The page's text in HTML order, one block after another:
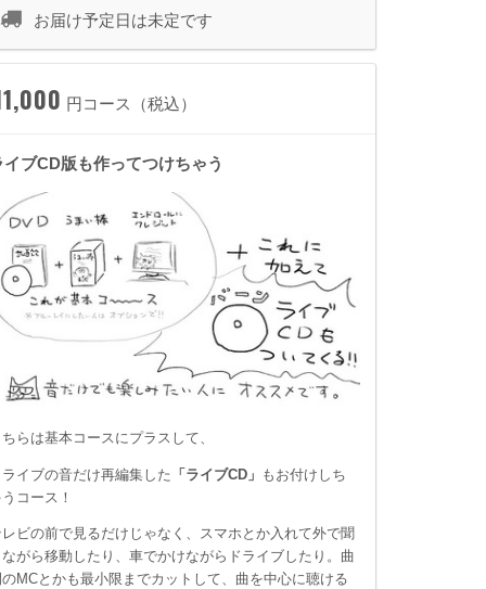
お届け予定日は未定です
円コース（税込）
イブCD版も作ってつけちゃう
らは基本コースにプラスして、
イブの音だけ再編集した 「ライブCD」 もお付けしち
コース！
ビの前で見るだけじゃなく、スマホとか入れて外で聞
がら移動したり、車でかけながらドライブしたり。曲
MCとかも最小限までカットして、曲を中心に聴ける